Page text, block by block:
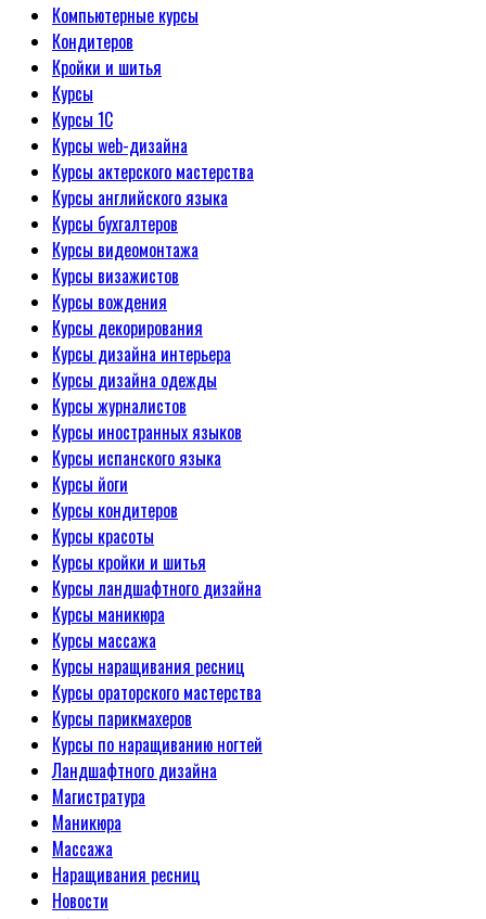
Компьютерные курсы
Кондитеров
Кройки и шитья
Курсы
Курсы 1С
Курсы web-дизайна
Курсы актерского мастерства
Курсы английского языка
Курсы бухгалтеров
Курсы видеомонтажа
Курсы визажистов
Курсы вождения
Курсы декорирования
Курсы дизайна интерьера
Курсы дизайна одежды
Курсы журналистов
Курсы иностранных языков
Курсы испанского языка
Курсы йоги
Курсы кондитеров
Курсы красоты
Курсы кройки и шитья
Курсы ландшафтного дизайна
Курсы маникюра
Курсы массажа
Курсы наращивания ресниц
Курсы ораторского мастерства
Курсы парикмахеров
Курсы по наращиванию ногтей
Ландшафтного дизайна
Магистратура
Маникюра
Массажа
Наращивания ресниц
Новости